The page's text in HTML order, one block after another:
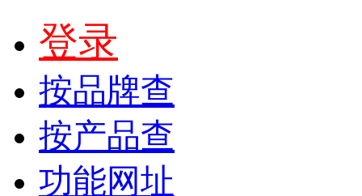
登录
按品牌查
按产品查
功能网址